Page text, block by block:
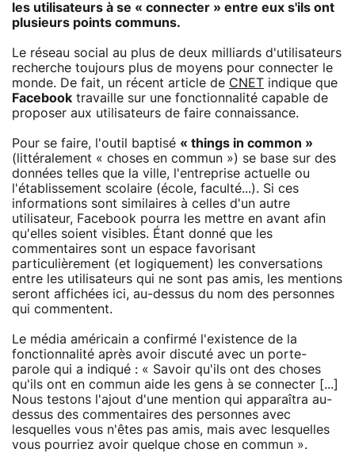
les utilisateurs à se « connecter » entre eux s'ils ont
plusieurs points communs.
Le réseau social au plus de deux milliards d'utilisateurs
recherche toujours plus de moyens pour connecter le
monde. De fait, un récent article de CNET indique que
Facebook travaille sur une fonctionnalité capable de
proposer aux utilisateurs de faire connaissance.
Pour se faire, l'outil baptisé « things in common »
(littéralement « choses en commun ») se base sur des
données telles que la ville, l'entreprise actuelle ou
l'établissement scolaire (école, faculté...). Si ces
informations sont similaires à celles d'un autre
utilisateur, Facebook pourra les mettre en avant afin
qu'elles soient visibles. Étant donné que les
commentaires sont un espace favorisant
particulièrement (et logiquement) les conversations
entre les utilisateurs qui ne sont pas amis, les mentions
seront affichées ici, au-dessus du nom des personnes
qui commentent.
Le média américain a confirmé l'existence de la
fonctionnalité après avoir discuté avec un porte-
parole qui a indiqué : « Savoir qu'ils ont des choses
qu'ils ont en commun aide les gens à se connecter [...]
Nous testons l'ajout d'une mention qui apparaîtra au-
dessus des commentaires des personnes avec
lesquelles vous n'êtes pas amis, mais avec lesquelles
vous pourriez avoir quelque chose en commun ».